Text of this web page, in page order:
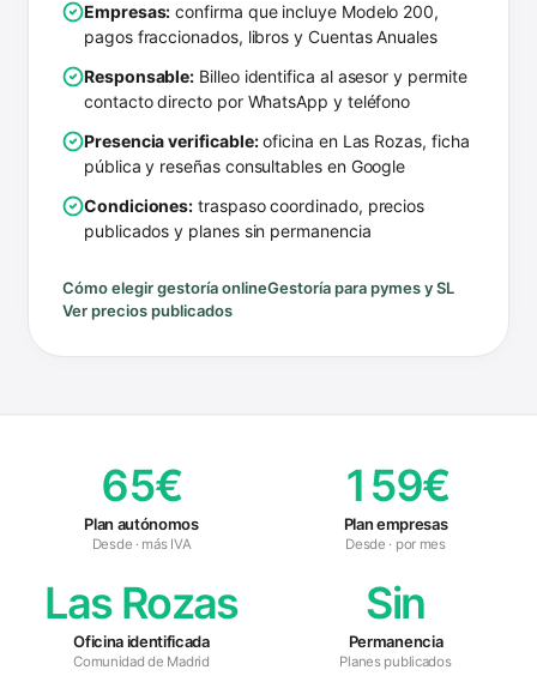
Empresas: confirma que incluye Modelo 200,
pagos fraccionados, libros y Cuentas Anuales
Responsable: Billeo identifica al asesor y permite
contacto directo por WhatsApp y teléfono
Presencia verificable:oficina en Las Rozas, ficha
pública y reseñas consultables en Google
Condiciones: traspaso coordinado, precios
publicados y planes sin permanencia
Cómo elegir gestoría onlineGestoría para pymes y SL
Ver precios publicados
65€
Plan autónomos
Desde · más IVA
159€
Plan empresas
Desde · por mes
Las Rozas
Oficina identificada
Comunidad de Madrid
Sin
Permanencia
Planes publicados